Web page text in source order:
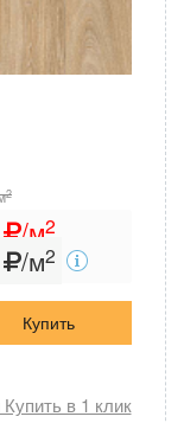
2
/м2
/м2
Купить
в 1 клик